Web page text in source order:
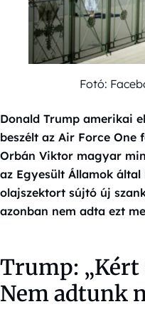
Fotó:
Donald Trump amerikai
beszélt az Air Force One
Orbán Viktor magyar
az Egyesült Államok által
olajszektort sújtó új
azonban nem adta ezt
Trump: „Kért
Nem adtunk